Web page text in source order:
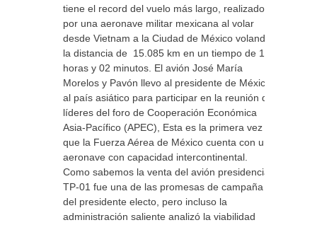
tiene el record del vuelo más largo, realizado
por una aeronave militar mexicana al volar
desde Vietnam a la Ciudad de México volando
la distancia de 15.085 km en un tiempo de 16
horas y 02 minutos. El avión José María
Morelos y Pavón llevo al presidente de México,
al país asiático para participar en la reunión de
líderes del foro de Cooperación Económica
Asia-Pacífico (APEC), Esta es la primera vez
que la Fuerza Aérea de México cuenta con una
aeronave con capacidad intercontinental.
Como sabemos la venta del avión presidencial
TP-01 fue una de las promesas de campaña
del presidente electo, pero incluso la
administración saliente analizó la viabilidad